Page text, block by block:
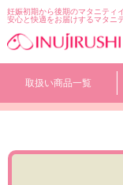
妊娠初期から後期のマタニティ
安心と快適をお届けするマタニ
テ
取扱い商品一覧